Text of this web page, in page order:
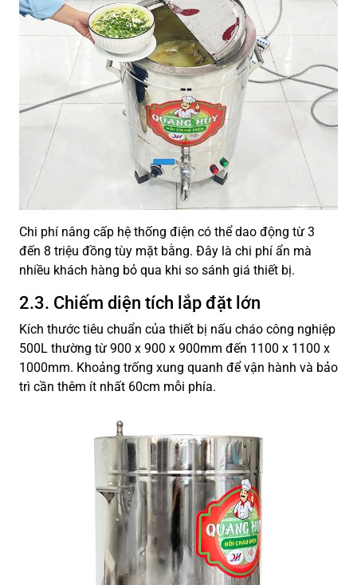
Chi phí nâng cấp hệ thống điện có thể dao động từ 3
đến 8 triệu đồng tùy mặt bằng. Đây là chi phí ẩn mà
nhiều khách hàng bỏ qua khi so sánh giá thiết bị.
2.3. Chiếm diện tích lắp đặt lớn
Kích thước tiêu chuẩn của thiết bị nấu cháo công nghiệp
500L thường từ 900 x 900 x 900mm đến 1100 x 1100 x
1000mm. Khoảng trống xung quanh để vận hành và bảo
trì cần thêm ít nhất 60cm mỗi phía.